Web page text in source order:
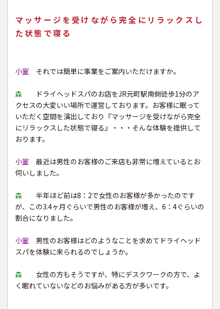
マッサージを受けながら完全にリラックスし
た状態で寝る
小室 それでは簡単に事業をご案内いただけますか。
森 ドライヘッドスパのお店をJR元町駅南側徒歩1分のア
クセスの大変いい場所で運営しております。お客様に眠って
いただく空間を演出しており『マッサージを受けながら完全
にリラックスした状態で寝る』・・・そんな体験を提供して
おります。
小室 最近は男性のお客様のご来店も非常に増えているとお
伺いしました。
森 半年ほど前は8：2で女性のお客様が多かったのです
が、この3.4ヶ月ぐらいで男性のお客様が増え、6：4ぐらいの
割合になりました。
小室 男性のお客様はどのようなことを求めてドライヘッド
スパを体験に来られるのでしょうか。
森 女性の方もそうですが、特にデスクワークの方で、よ
く眠れていないなどのお悩みがある方が多いです。